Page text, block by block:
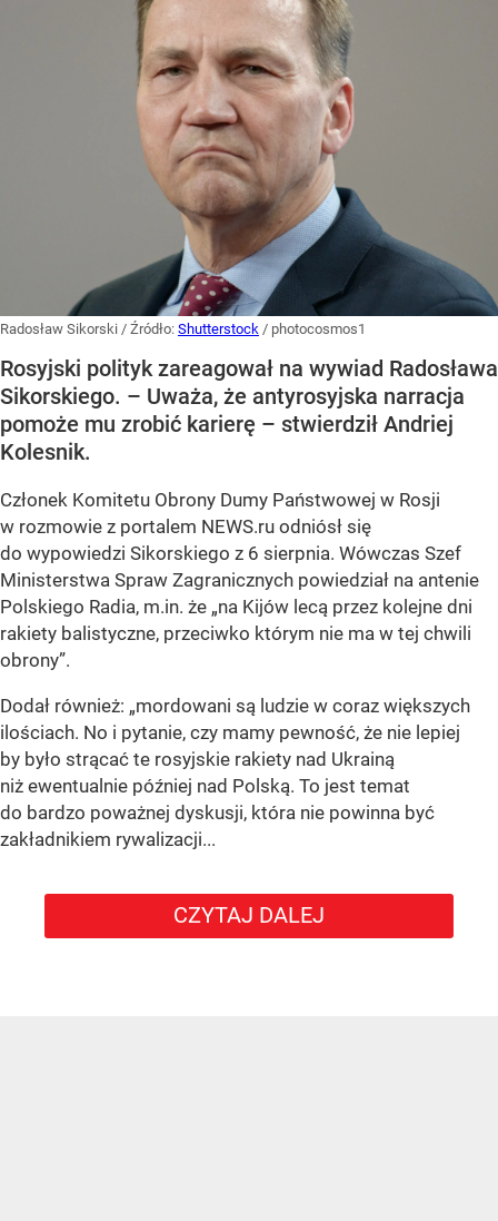
Radosław Sikorski / Źródło: Shutterstock / photocosmos1
Rosyjski polityk zareagował na wywiad Radosława
Sikorskiego. – Uważa, że antyrosyjska narracja
pomoże mu zrobić karierę – stwierdził Andriej
Kolesnik.
Członek Komitetu Obrony Dumy Państwowej w Rosji
w rozmowie z portalem NEWS.ru odniósł się
do wypowiedzi Sikorskiego z 6 sierpnia. Wówczas Szef
Ministerstwa Spraw Zagranicznych powiedział na antenie
Polskiego Radia, m.in. że „na Kijów lecą przez kolejne dni
rakiety balistyczne, przeciwko którym nie ma w tej chwili
obrony”.
Dodał również: „mordowani są ludzie w coraz większych
ilościach. No i pytanie, czy mamy pewność, że nie lepiej
by było strącać te rosyjskie rakiety nad Ukrainą
niż ewentualnie później nad Polską. To jest temat
do bardzo poważnej dyskusji, która nie powinna być
zakładnikiem rywalizacji...
CZYTAJ DALEJ